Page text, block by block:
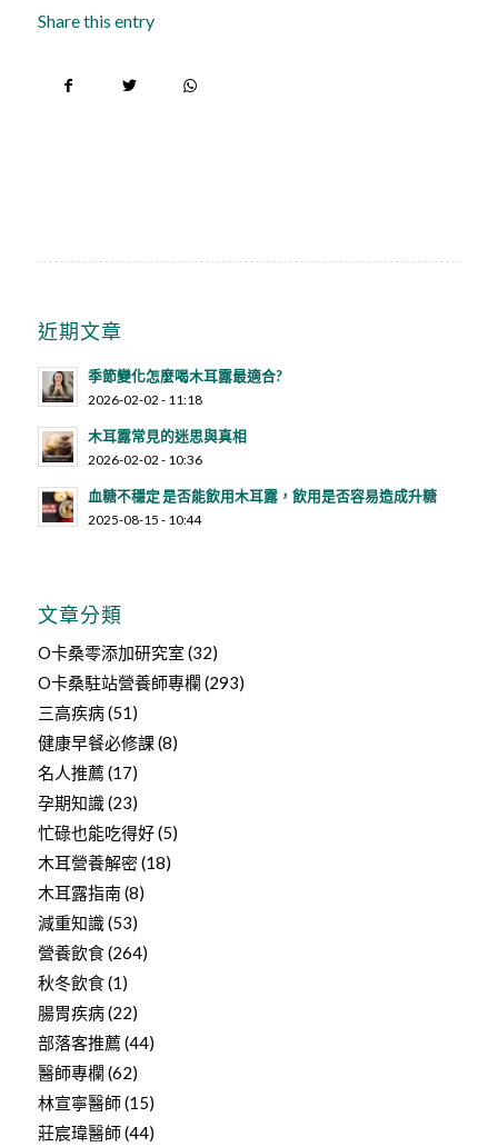
Share this entry
近期文章
季節變化怎麼喝木耳露最適合?
2026-02-02 - 11:18
木耳露常見的迷思與真相
2026-02-02 - 10:36
血糖不穩定 是否能飲用木耳露，飲用是否容易造成升糖
2025-08-15 - 10:44
文章分類
O卡桑零添加研究室 (32)
O卡桑駐站營養師專欄 (293)
三高疾病(51)
健康早餐必修課(8)
名人推薦 (17)
孕期知識(23)
忙碌也能吃得好(5)
木耳營養解密(18)
木耳露指南(8)
減重知識(53)
營養飲食(264)
秋冬飲食(1)
腸胃疾病(22)
部落客推薦 (44)
醫師專欄 (62)
林宣寧醫師(15)
莊宸瑋醫師(44)